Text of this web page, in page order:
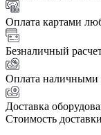
Оплата картами
Безналичный
Оплата наличными
Доставка
Стоимость доставки